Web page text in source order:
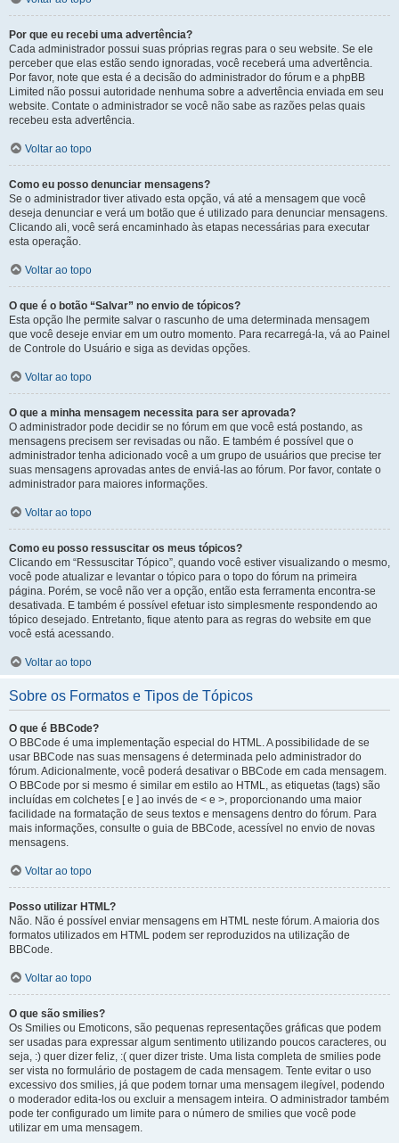
Por que eu recebi uma advertência?
Cada administrador possui suas próprias regras para o seu website. Se ele
perceber que elas estão sendo ignoradas, você receberá uma advertência.
Por favor, note que esta é a decisão do administrador do fórum e a phpBB
Limited não possui autoridade nenhuma sobre a advertência enviada em seu
website. Contate o administrador se você não sabe as razões pelas quais
recebeu esta advertência.
Voltar ao topo
Como eu posso denunciar mensagens?
Se o administrador tiver ativado esta opção, vá até a mensagem que você
deseja denunciar e verá um botão que é utilizado para denunciar mensagens.
Clicando ali, você será encaminhado às etapas necessárias para executar
esta operação.
Voltar ao topo
O que é o botão “Salvar” no envio de tópicos?
Esta opção lhe permite salvar o rascunho de uma determinada mensagem
que você deseje enviar em um outro momento. Para recarregá-la, vá ao Painel
de Controle do Usuário e siga as devidas opções.
Voltar ao topo
O que a minha mensagem necessita para ser aprovada?
O administrador pode decidir se no fórum em que você está postando, as
mensagens precisem ser revisadas ou não. E também é possível que o
administrador tenha adicionado você a um grupo de usuários que precise ter
suas mensagens aprovadas antes de enviá-las ao fórum. Por favor, contate o
administrador para maiores informações.
Voltar ao topo
Como eu posso ressuscitar os meus tópicos?
Clicando em “Ressuscitar Tópico”, quando você estiver visualizando o mesmo,
você pode atualizar e levantar o tópico para o topo do fórum na primeira
página. Porém, se você não ver a opção, então esta ferramenta encontra-se
desativada. E também é possível efetuar isto simplesmente respondendo ao
tópico desejado. Entretanto, fique atento para as regras do website em que
você está acessando.
Voltar ao topo
Sobre os Formatos e Tipos de Tópicos
O que é BBCode?
O BBCode é uma implementação especial do HTML. A possibilidade de se
usar BBCode nas suas mensagens é determinada pelo administrador do
fórum. Adicionalmente, você poderá desativar o BBCode em cada mensagem.
O BBCode por si mesmo é similar em estilo ao HTML, as etiquetas (tags) são
incluídas em colchetes [ e ] ao invés de < e >, proporcionando uma maior
facilidade na formatação de seus textos e mensagens dentro do fórum. Para
mais informações, consulte o guia de BBCode, acessível no envio de novas
mensagens.
Voltar ao topo
Posso utilizar HTML?
Não. Não é possível enviar mensagens em HTML neste fórum. A maioria dos
formatos utilizados em HTML podem ser reproduzidos na utilização de
BBCode.
Voltar ao topo
O que são smilies?
Os Smilies ou Emoticons, são pequenas representações gráficas que podem
ser usadas para expressar algum sentimento utilizando poucos caracteres, ou
seja, :) quer dizer feliz, :( quer dizer triste. Uma lista completa de smilies pode
ser vista no formulário de postagem de cada mensagem. Tente evitar o uso
excessivo dos smilies, já que podem tornar uma mensagem ilegível, podendo
o moderador edita-los ou excluir a mensagem inteira. O administrador também
pode ter configurado um limite para o número de smilies que você pode
utilizar em uma mensagem.